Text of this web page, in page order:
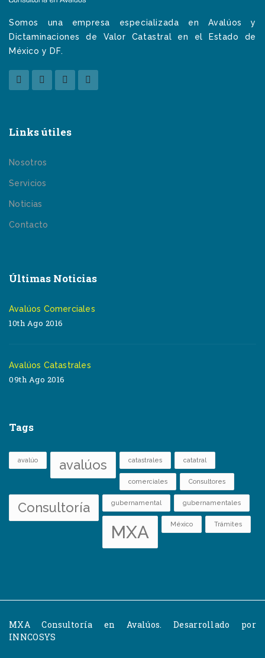
Somos una empresa especializada en Avalúos y
Dictaminaciones de Valor Catastral en el Estado de
México y DF.
Links útiles
Nosotros
Servicios
Noticias
Contacto
Últimas Noticias
Avalúos Comerciales
10th Ago 2016
Avalúos Catastrales
09th Ago 2016
Tags
avalúo avalúos catastrales catatral
comerciales Consultores
Consultoría gubernamental gubernamentales
MXA México Trámites
MXA Consultoría en Avalúos. Desarrollado por
INNCOSYS